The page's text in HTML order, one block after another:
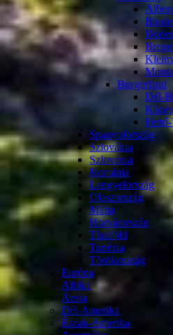
Burgerland
Dél-
Spanyolország
Szlovákia
Szlovénia
Románia
Lengyelország
Olaszország
Málta
Horvátország
Thaiföld
Tunézia
Törökország
Európa
Afrika
Ázsia
Dél-Amerika
Észak-Amerika